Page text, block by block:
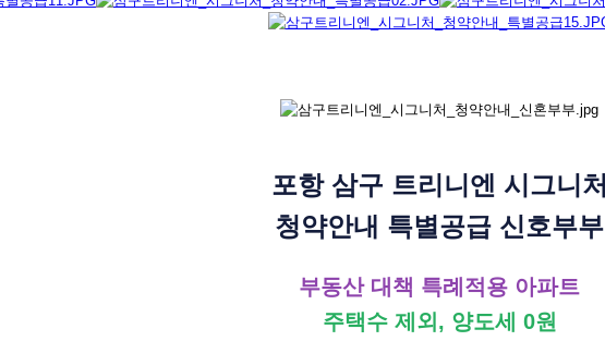
포항 삼구 트리니엔 시그니처
청약안내 특별공급 신호부부
부동산 대책 특례적용 아파트
주택수 제외, 양도세 0원